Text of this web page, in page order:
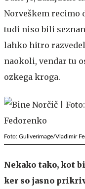
Norveškem recimo
tudi niso bili
lahko hitro
naokoli, vendar tu
ozkega kroga.
Foto: Guliverimage/Vladimir
Nekako tako, kot
ker so jasno